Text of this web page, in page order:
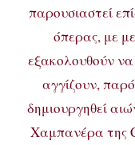
παρουσιαστεί
όπερας, με
εξακολουθούν να
αγγίζουν,
δημιουργηθεί
Χαμπανέρα της